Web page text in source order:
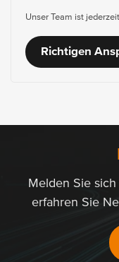
Unser Team ist
Richtigen
Melden Sie
erfahren Sie